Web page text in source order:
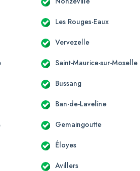
Les Rouges-Eaux
Vervezelle
Saint-Maurice-sur-Moselle
Bussang
Ban-de-Laveline
Gemaingoutte
Éloyes
Avillers